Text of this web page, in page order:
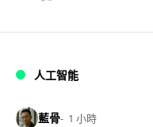
人工智能
藍骨 1 小時